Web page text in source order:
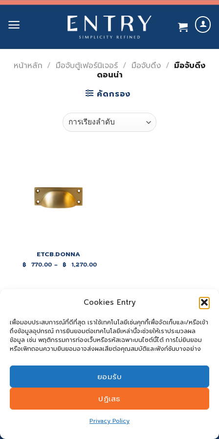
Cookies Entry
เพื่อมอบประสบการณ์ที่ดีที่สุด เราใช้เทคโนโลยีเช่นคุกกี้เพื่อจัดเก็บและ/หรือเข้า
ถึงข้อมูลอุปกรณ์ การยินยอมต่อเทคโนโลยีเหล่านี้จะช่วยให้เราประมวลผล
ข้อมูล เช่น พฤติกรรมการท่องเว็บหรือรหัสเฉพาะบนไซต์นี้ได้ การไม่ยินยอม
หรือเพิกถอนความยินยอมอาจส่งผลเสียต่อคุณสมบัติและฟังก์ชันบางอย่าง
ยอมรับ
ปฏิเสธ
Privacy Policy
Skip
content
หน้าหลัก / มือจับตู้เฟอร์นิเจอร์ / มือจับดึง / มือจับดึง
ดอนน่า
คัดกรอง
ETCB.DONNA
฿ 770.00 – ฿ 1,270.00
Price